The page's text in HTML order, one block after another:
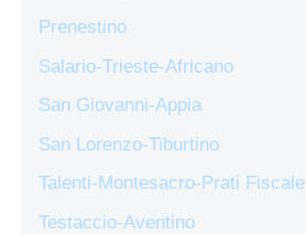
Prenestino
Salario-Trieste-Africano
San Giovanni-Appia
San Lorenzo-Tiburtino
Talenti-Montesacro-Prati Fiscale
Testaccio-Aventino